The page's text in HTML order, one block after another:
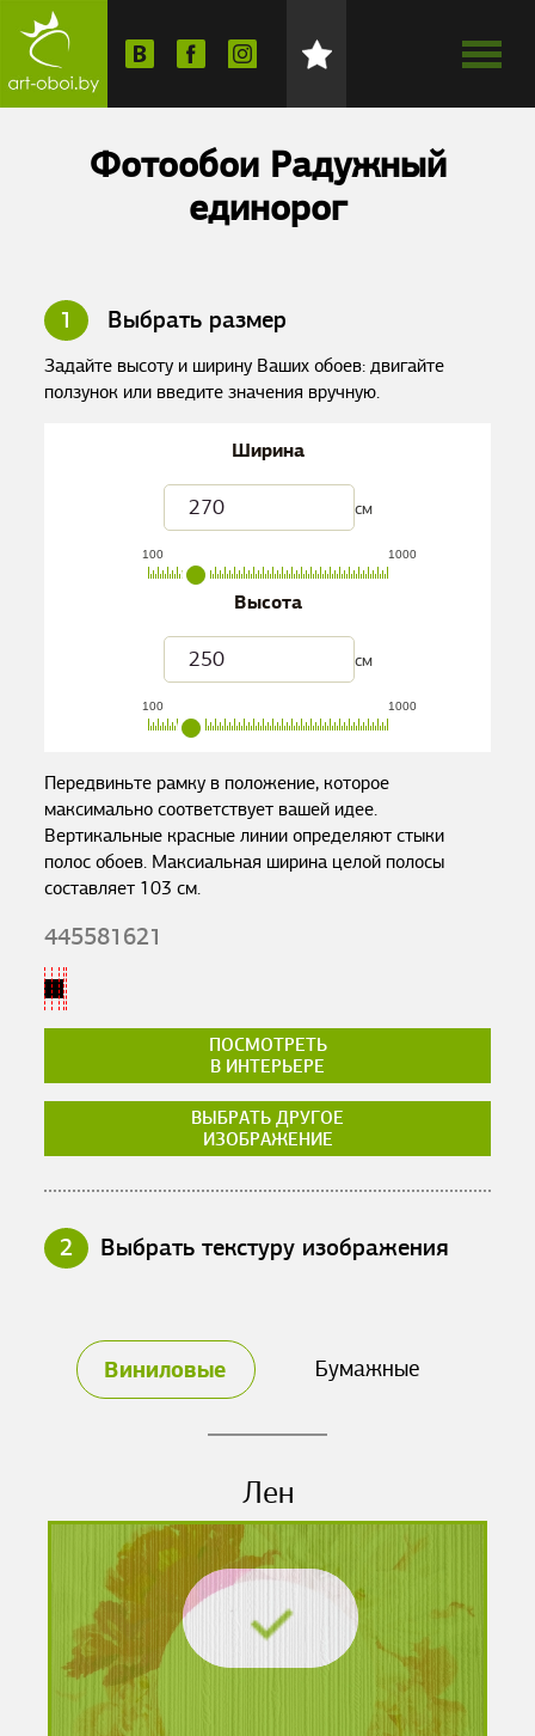
Фотообои Радужный
единорог
1 Выбрать размер
Задайте высоту и ширину Ваших обоев: двигайте
ползунок или введите значения вручную.
Ширина
см
100 1000
Высота
см
100 1000
Передвиньте рамку в положение, которое
максимально соответствует вашей идее.
Вертикальные красные линии определяют стыки
полос обоев. Максиальная ширина целой полосы
составляет 103 см.
445581621
ПОСМОТРЕТЬ
В ИНТЕРЬЕРЕ
ВЫБРАТЬ ДРУГОЕ
ИЗОБРАЖЕНИЕ
2 Выбрать текстуру изображения
Виниловые Бумажные
Лен